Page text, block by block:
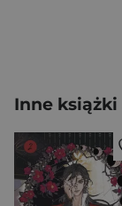
Inne książki